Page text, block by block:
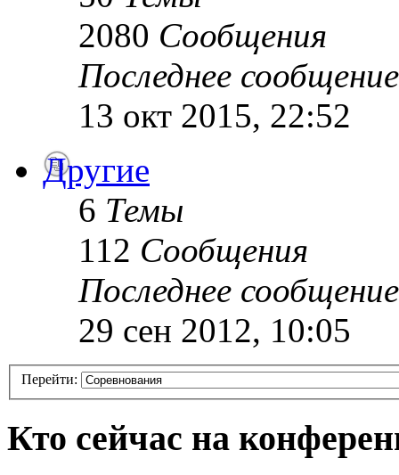
2080 Сообщения
Последнее сообщение
13 окт 2015, 22:52
Другие
6 Темы
112 Сообщения
Последнее сообщение
29 сен 2012, 10:05
Перейти:
Кто сейчас на